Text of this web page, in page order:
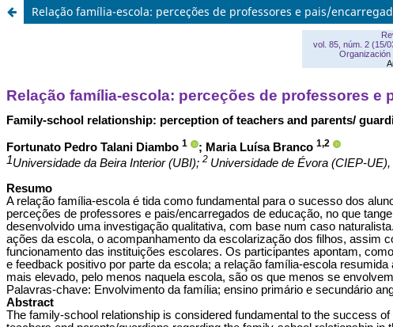
Relação família-escola: perceções de professores e pais/